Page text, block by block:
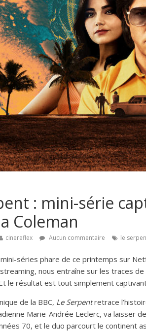
: mini-série
Coleman
cinereflex Aucun commentaire le
mini-séries phare de ce printemps sur
nous entraîne sur les traces de
le résultat est tout simplement
de la BBC, Le Serpentretrace
Marie-Andrée Leclerc, va laisser
70, et le duo parcourt le continent